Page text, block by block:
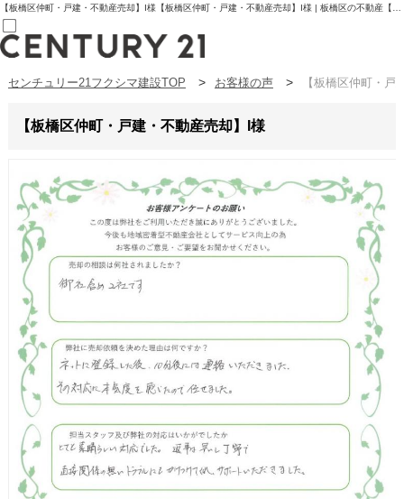
売買部
賃貸部
03-6912-3505
新規会員登録
ログイン
お気に入り物件一覧
物件閲覧履歴
物件を探す
購入TOP
条件から探す
学区から探す
町名から探す
マップで探す
住宅ローン控除シミュレータ
新築戸建て
中古戸建て
マンション
土地
センチュリー21フクシマ建設TOP お客様の声 【板橋区仲町・戸
【板橋区仲町・戸建・不動産売却】I様